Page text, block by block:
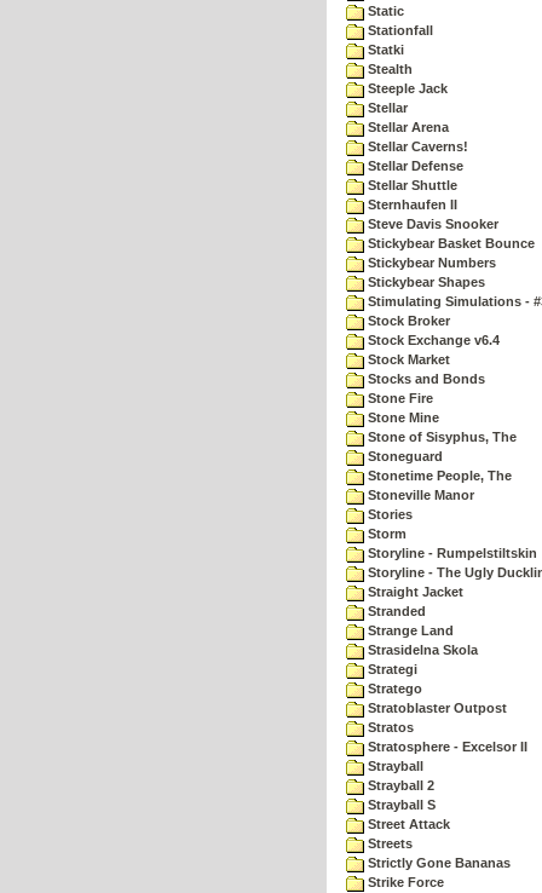
Static
Stationfall
Statki
Stealth
Steeple Jack
Stellar
Stellar Arena
Stellar Caverns!
Stellar Defense
Stellar Shuttle
Sternhaufen II
Steve Davis Snooker
Stickybear Basket Bounce
Stickybear Numbers
Stickybear Shapes
Stimulating Simulations -
Stock Broker
Stock Exchange v6.4
Stock Market
Stocks and Bonds
Stone Fire
Stone Mine
Stone of Sisyphus, The
Stoneguard
Stonetime People, The
Stoneville Manor
Stories
Storm
Storyline - Rumpelstiltskin
Storyline - The Ugly
Straight Jacket
Stranded
Strange Land
Strasidelna Skola
Strategi
Stratego
Stratoblaster Outpost
Stratos
Stratosphere - Excelsor II
Strayball
Strayball 2
Strayball S
Street Attack
Streets
Strictly Gone Bananas
Strike Force